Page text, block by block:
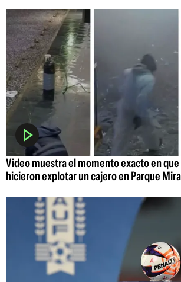
Video muestra el momento exacto en
hicieron explotar un cajero en Parque